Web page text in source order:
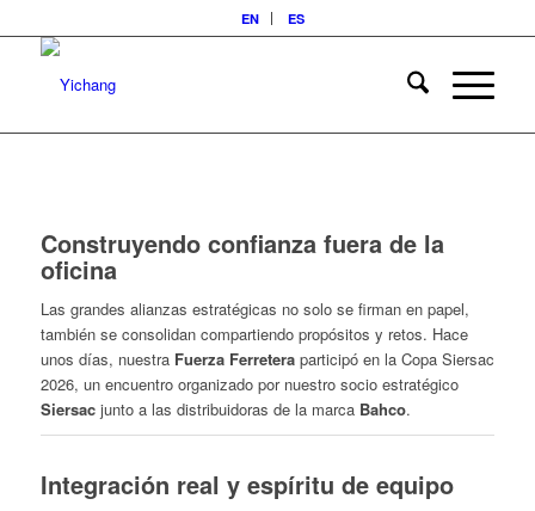
EN ES
Construyendo confianza fuera de la
oficina
Las grandes alianzas estratégicas no solo se firman en papel,
también se consolidan compartiendo propósitos y retos. Hace
unos días, nuestra Fuerza Ferreteraparticipó en la Copa Siersac
2026, un encuentro organizado por nuestro socio estratégico
Siersacjunto a las distribuidoras de la marca Bahco.
Integración real y espíritu de equipo